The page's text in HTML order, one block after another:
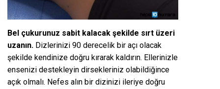
Bel çukurunuz sabit kalacak şekilde sırt üzeri
uzanın. Dizlerinizi 90 derecelik bir açı olacak
şekilde kendinize doğru kırarak kaldırın. Ellerinizle
ensenizi destekleyin dirsekleriniz olabildiğince
açık olmalı. Nefes alın bir dizinizi ileriye doğru